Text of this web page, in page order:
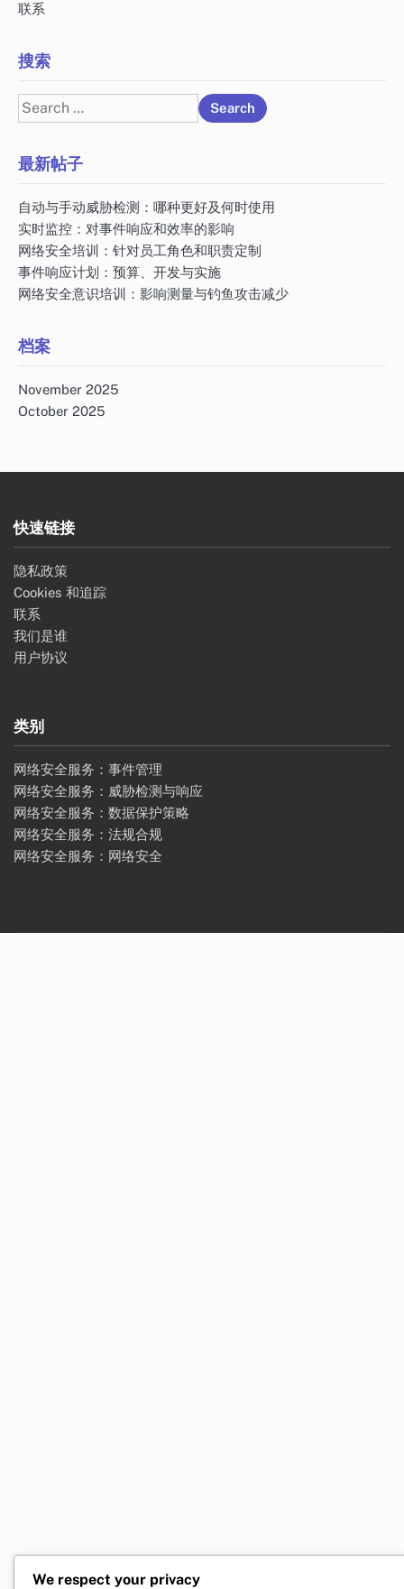
联系
搜索
Search
for:
最新帖子
自动与手动威胁检测：哪种更好及何时使用
实时监控：对事件响应和效率的影响
网络安全培训：针对员工角色和职责定制
事件响应计划：预算、开发与实施
网络安全意识培训：影响测量与钓鱼攻击减少
档案
November 2025
October 2025
快速链接
隐私政策
Cookies 和追踪
联系
我们是谁
用户协议
类别
网络安全服务：事件管理
网络安全服务：威胁检测与响应
网络安全服务：数据保护策略
网络安全服务：法规合规
网络安全服务：网络安全
We respect your privacy